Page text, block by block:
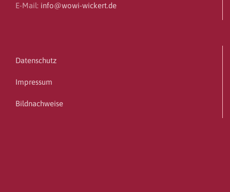
E-Mail: info@wowi-wickert.de
Datenschutz
Impressum
Bildnachweise